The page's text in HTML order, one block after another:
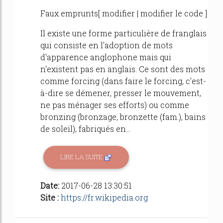
Faux emprunts[ modifier | modifier le code ]
Il existe une forme particulière de franglais
qui consiste en l'adoption de mots
d'apparence anglophone mais qui
n'existent pas en anglais. Ce sont des mots
comme forcing (dans faire le forcing, c'est-
à-dire se démener, presser le mouvement,
ne pas ménager ses efforts) ou comme
bronzing (bronzage, bronzette (fam.), bains
de soleil), fabriqués en...
LIRE LA SUITE
Date: 2017-06-28 13:30:51
Site :https://fr.wikipedia.org